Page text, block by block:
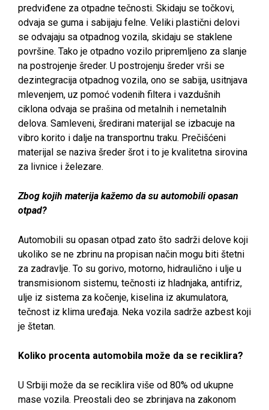
predviđene za otpadne tečnosti. Skidaju se točkovi,
odvaja se guma i sabijaju felne. Veliki plastični delovi
se odvajaju sa otpadnog vozila, skidaju se staklene
površine. Tako je otpadno vozilo pripremljeno za slanje
na postrojenje šreder. U postrojenju šreder vrši se
dezintegracija otpadnog vozila, ono se sabija, usitnjava
mlevenjem, uz pomoć vodenih filtera i vazdušnih
ciklona odvaja se prašina od metalnih i nemetalnih
delova. Samleveni, šredirani materijal se izbacuje na
vibro korito i dalje na transportnu traku. Prečišćeni
materijal se naziva šreder šrot i to je kvalitetna sirovina
za livnice i železare.
Zbog kojih materija kažemo da su automobili opasan
otpad?
Automobili su opasan otpad zato što sadrži delove koji
ukoliko se ne zbrinu na propisan način mogu biti štetni
za zadravlje. To su gorivo, motorno, hidraulično i ulje u
transmisionom sistemu, tečnosti iz hladnjaka, antifriz,
ulje iz sistema za kočenje, kiselina iz akumulatora,
tečnost iz klima uređaja. Neka vozila sadrže azbest koji
je štetan.
Koliko procenta automobila može da se reciklira?
U Srbiji može da se reciklira više od 80% od ukupne
mase vozila. Preostali deo se zbrinjava na zakonom